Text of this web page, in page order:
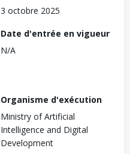
3 octobre 2025
Date d'entrée en vigueur
N/A
Organisme d'exécution
Ministry of Artificial
Intelligence and Digital
Development